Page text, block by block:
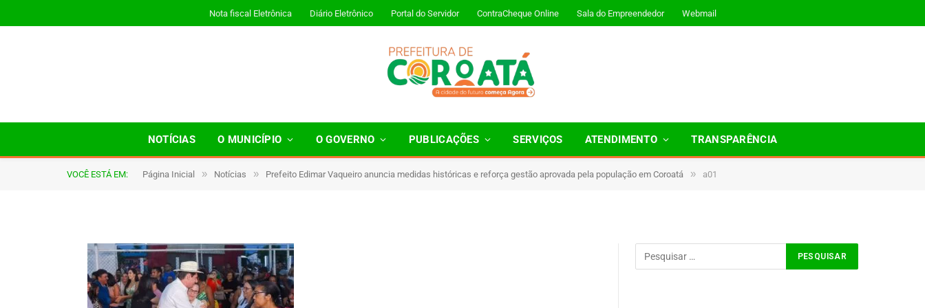
Nota fiscal Eletrônica Diário Eletrônico Portal do Servidor ContraCheque Online Sala do Empreendedor Webmail
NOTÍCIAS O MUNICÍPIO O GOVERNO PUBLICAÇÕES SERVIÇOS ATENDIMENTO TRANSPARÊNCIA
VOCÊ ESTÁ EM: Página Inicial » Notícias » Prefeito Edimar Vaqueiro anuncia medidas históricas e reforça gestão aprovada pela população em Coroatá » a01